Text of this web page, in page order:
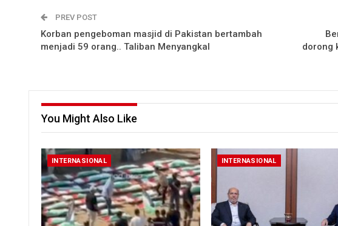
PREV POST
Korban pengeboman masjid di Pakistan bertambah
menjadi 59 orang.. Taliban Menyangkal
dorong
You Might Also Like
INTERNASIONAL INTERNASIONAL